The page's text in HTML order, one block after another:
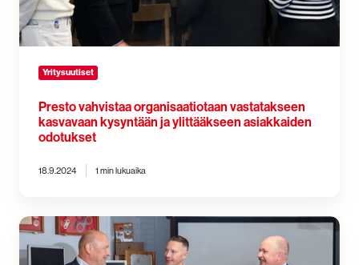
Yritysuutiset
Presto vahvistaa organisaatiotaan vastatakseen
kasvavaan kysyntään ja ylittääkseen asiakkaiden
odotukset
18.9.2024 1 min lukuaika
Presto
ostaa